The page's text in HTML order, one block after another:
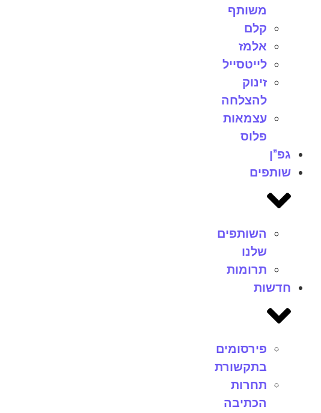
משותף
קלם
אלמז
לייטסייל
זינוק
להצלחה
עצמאות
פלוס
גפ”ן
שותפים
השותפים
שלנו
תרומות
חדשות
פירסומים
בתקשורת
תחרות
הכתיבה